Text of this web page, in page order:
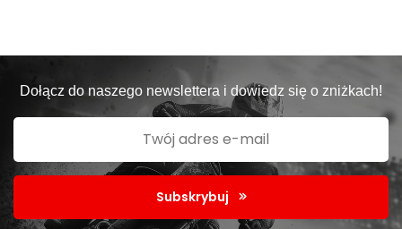
Dołącz do naszego newslettera i dowiedz się o zniżkach!
Subskrybuj